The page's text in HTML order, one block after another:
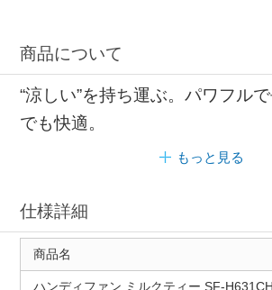
商品について
“涼しい”を持ち運ぶ。パワフル
でも快適。
もっと見る
仕様詳細
商品名
ハンディファン ミルクティー SF-H631CH